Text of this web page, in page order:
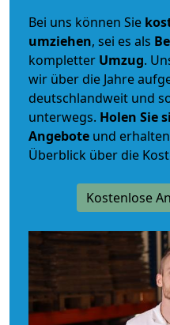
Bei uns können Sie
umziehen, sei es als
kompletter Umzug.
wir über die Jahre
deutschlandweit und
unterwegs. Holen Sie
Angebote und
Überblick über die
Kostenlose